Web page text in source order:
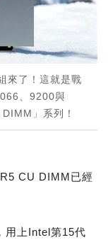
來了！這就是戰
、9200與
」系列！
CU DIMM已經
用上Intel第15代